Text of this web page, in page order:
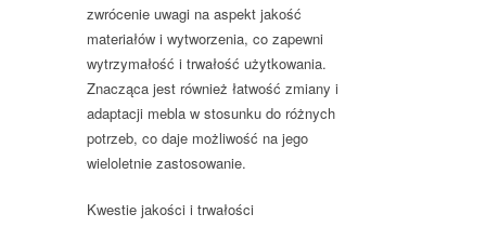
zwrócenie uwagi na aspekt jakość
materiałów i wytworzenia, co zapewni
wytrzymałość i trwałość użytkowania.
Znacząca jest również łatwość zmiany i
adaptacji mebla w stosunku do różnych
potrzeb, co daje możliwość na jego
wieloletnie zastosowanie.
Kwestie jakości i trwałości